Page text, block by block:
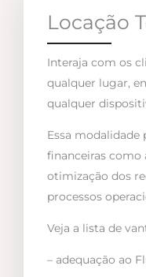
Locação
Interaja com os
qualquer lugar,
qualquer
Essa modalidade
financeiras como
otimização dos
processos
Veja a lista de
– adequação ao